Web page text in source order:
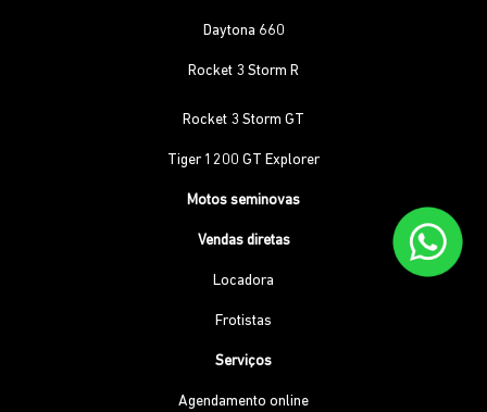
Daytona 660
Rocket 3 Storm R
Rocket 3 Storm GT
Tiger 1200 GT Explorer
Motos seminovas
Vendas diretas
Locadora
Frotistas
Serviços
Agendamento online